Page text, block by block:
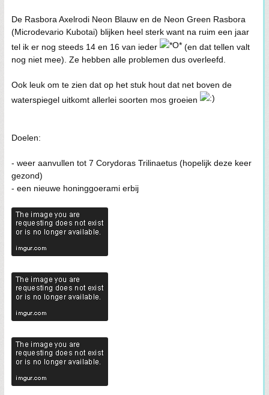
De Rasbora Axelrodi Neon Blauw en de Neon Green Rasbora
(Microdevario Kubotai) blijken heel sterk want na ruim een jaar
tel ik er nog steeds 14 en 16 van ieder
(en dat tellen valt
nog niet mee). Ze hebben alle problemen dus overleefd.
Ook leuk om te zien dat op het stuk hout dat net boven de
waterspiegel uitkomt allerlei soorten mos groeien
Doelen:
- weer aanvullen tot 7 Corydoras Trilinaetus (hopelijk deze keer
gezond)
- een nieuwe honinggoerami erbij